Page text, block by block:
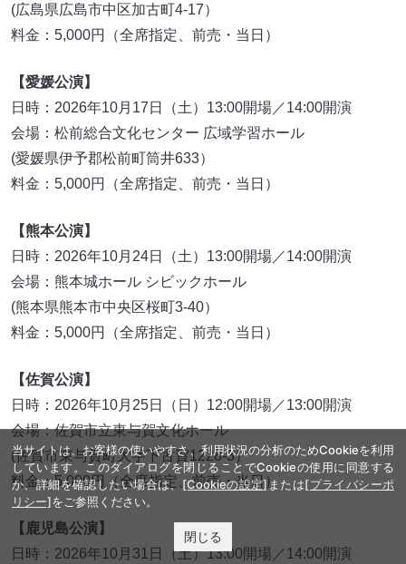
(広島県広島市中区加古町4-17）
料金：5,000円（全席指定、前売・当日）
【愛媛公演】
日時：2026年10月17日（土）13:00開場／14:00開演
会場：松前総合文化センター 広域学習ホール
(愛媛県伊予郡松前町筒井633）
料金：5,000円（全席指定、前売・当日）
【熊本公演】
日時：2026年10月24日（土）13:00開場／14:00開演
会場：熊本城ホール シビックホール
(熊本県熊本市中央区桜町3-40）
料金：5,000円（全席指定、前売・当日）
【佐賀公演】
日時：2026年10月25日（日）12:00開場／13:00開演
会場：佐賀市立東与賀文化ホール
(佐賀市東与賀町大字下古賀1228-3）
料金：5,000円（全席指定、前売・当日）
【鹿児島公演】
日時：2026年10月31日（土）13:00開場／14:00開演
当サイトは、お客様の使いやすさ、利用状況の分析のためCookieを利用
しています。このダイアログを閉じることでCookieの使用に同意する
か、詳細を確認したい場合は、[Cookieの設定]または[プライバシーポ
リシー]をご参照ください。
閉じる